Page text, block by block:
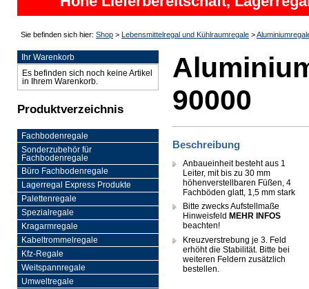
nicht
Sie befinden sich hier: Shop > Lebensmittelregal und Kühlraumregale >
Ihr Warenkorb
Es befinden sich noch keine Artikel
in Ihrem Warenkorb.
Produktverzeichnis
Fachbodenregale
Sonderzubehör für
Fachbodenregale
Büro Fachbodenregale
Lagerregal Express Produkte
Palettenregale
Spezialregale
Kragarmregale
Kabeltrommelregale
Kfz-Regale
Weitspannregale
Umweltregale
90000
Beschreibung
Anbaueinheit besteht aus 1
Leiter, mit bis zu 30 mm
höhenverstellbaren Füßen, 4
Fachböden glatt, 1,5 mm stark
Bitte zwecks Aufstellmaße
Hinweisfeld MEHR INFOS
beachten!
Kreuzverstrebung je 3. Feld
erhöht die Stabilität. Bitte bei
weiteren Feldern zusätzlich
bestellen.